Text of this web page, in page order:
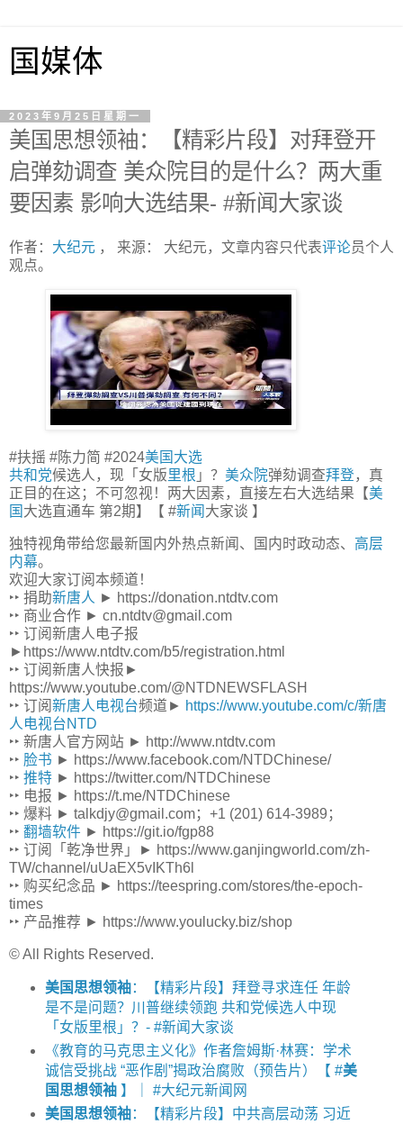
国媒体
2023年9月25日星期一
美国思想领袖：【精彩片段】对拜登开
启弹劾调查 美众院目的是什么？两大重
要因素 影响大选结果- #新闻大家谈
作者： 大纪元 ， 来源： 大纪元，文章内容只代表评论员个人
观点。
#扶摇 #陈力简 #2024美国大选
共和党候选人，现「女版里根 」？ 美众院弹劾调查拜登，真
正目的在这；不可忽视！两大因素，直接左右大选结果【美
国 大选直通车 第2期】【 #新闻 大家谈 】
独特视角带给您最新国内外热点新闻、国内时政动态、 高层
内幕。
欢迎大家订阅本频道！
‣‣ 捐助新唐人 ► https://donation.ntdtv.com
‣‣ 商业合作 ► cn.ntdtv@gmail.com
‣‣ 订阅新唐人电子报
►https://www.ntdtv.com/b5/registration.html
‣‣ 订阅新唐人快报►
https://www.youtube.com/@NTDNEWSFLASH
‣‣ 订阅新唐人电视台频道► https://www.youtube.com/c/新唐
人电视台NTD
‣‣ 新唐人官方网站 ► http://www.ntdtv.com
‣‣ 脸书 ► https://www.facebook.com/NTDChinese/
‣‣ 推特 ► https://twitter.com/NTDChinese
‣‣ 电报 ► https://t.me/NTDChinese
‣‣ 爆料 ► talkdjy@gmail.com；+1 (201) 614-3989；
‣‣ 翻墙软件 ► https://git.io/fgp88
‣‣ 订阅「乾净世界」► https://www.ganjingworld.com/zh-
TW/channel/uUaEX5vIKTh6l
‣‣ 购买纪念品 ► https://teespring.com/stores/the-epoch-
times
‣‣ 产品推荐 ► https://www.youlucky.biz/shop
© All Rights Reserved.
美国思想领袖：【精彩片段】拜登寻求连任 年龄
是不是问题？川普继续领跑 共和党候选人中现
「女版里根」？- #新闻大家谈
《教育的马克思主义化》作者詹姆斯·林赛：学术
诚信受挑战 “恶作剧”揭政治腐败（预告片）【 #美
国思想领袖】｜ #大纪元新闻网
美国思想领袖：【精彩片段】中共高层动荡 习近